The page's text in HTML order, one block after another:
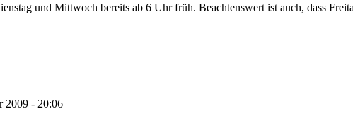
und Mittwoch bereits ab 6 Uhr früh. Beachtenswert ist auch, dass
2009 - 20:06